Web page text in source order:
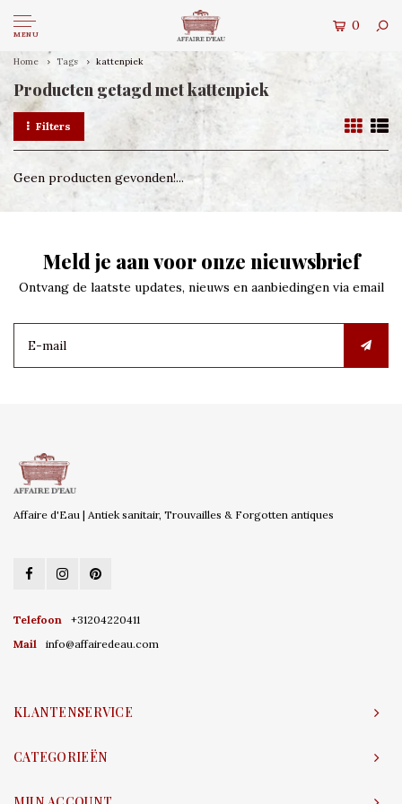
MENU
0
Home Tags kattenpiek
Producten getagd met kattenpiek
Filters
Geen producten gevonden!...
Meld je aan voor onze nieuwsbrief
Ontvang de laatste updates, nieuws en aanbiedingen via email
Affaire d'Eau | Antiek sanitair, Trouvailles & Forgotten antiques
Telefoon
+31204220411
Mail
info@affairedeau.com
KLANTENSERVICE
CATEGORIEËN